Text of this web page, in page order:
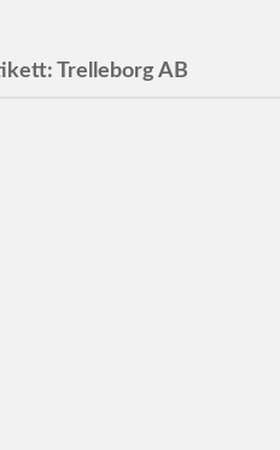
Trelleborg AB